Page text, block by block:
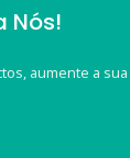
Nós!
aumente a